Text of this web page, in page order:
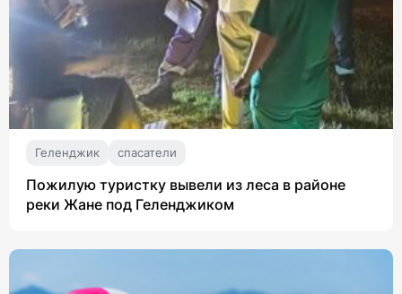
Геленджик спасатели
Пожилую туристку вывели из леса в районе
реки Жане под Геленджиком